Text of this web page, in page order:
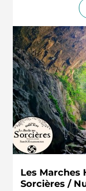
Les Marches
Sorcières /